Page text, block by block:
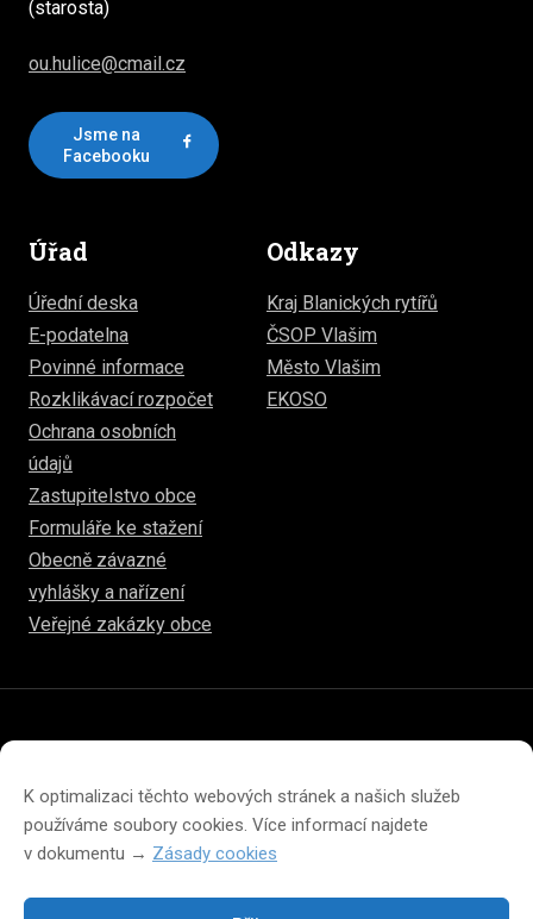
K optimalizaci těchto webových stránek a našich služeb
používáme soubory cookies. Více informací najdete
v dokumentu → Zásady cookies
(starosta)
ou.hulice@cmail.cz
Jsme na
Facebooku
Úřad
Úřední deska
E-podatelna
Povinné informace
Rozklikávací rozpočet
Ochrana osobních
údajů
Zastupitelstvo obce
Formuláře ke stažení
Obecně závazné
vyhlášky a nařízení
Veřejné zakázky obce
Odkazy
Kraj Blanických rytířů
ČSOP Vlašim
Město Vlašim
EKOSO
Prohlášení o přístupnosti
Prohlášení o ochraně soukromí
Zásady cookies (EU)